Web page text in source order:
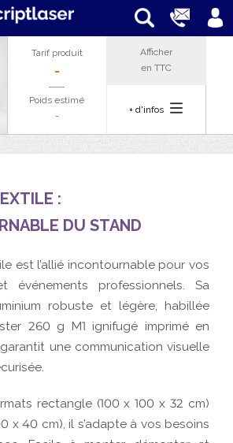
Tarif produit
-
Poids estimé
-
Afficher
en TTC
+ d'infos